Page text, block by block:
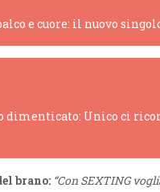
e cuore: il nuovo
dimenticato: Unico ci
brano: “Con SEXTING